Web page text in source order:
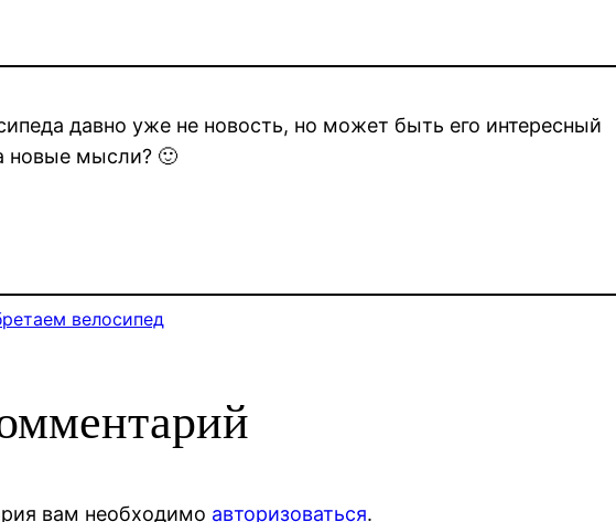
давно уже не новость, но может быть его интересный
новые мысли? 🙂
велосипед
вам необходимо авторизоваться.